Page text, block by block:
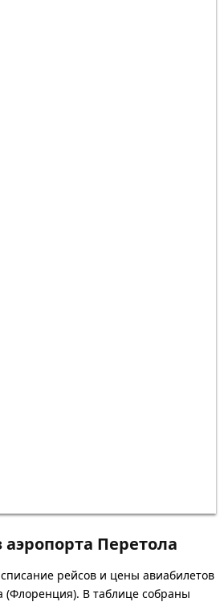
Перетола
рейсов и цены авиабилетов
(Флоренция). В таблице собраны